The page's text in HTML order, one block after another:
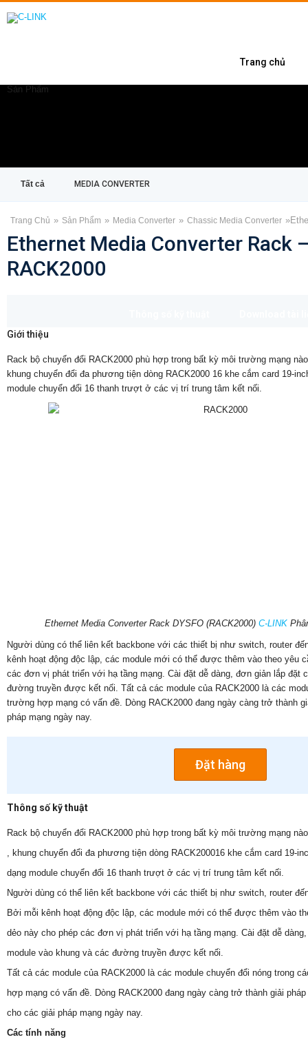
Trang chủ
Sản Phẩm
Tất cả MEDIA CONVERTER
Trang Chủ » Sản Phẩm » Media Converter » Chassic Media Converter »
Ethernet Media Converter Rack
RACK2000
Giới thiệu
Rack bộ chuyển đổi RACK2000 phù hợp trong bất kỳ môi trường mạng
khung chuyển đổi đa phương tiện dòng RACK2000 16 khe cắm card 19-
module chuyển đổi 16 thanh trượt ở các vị trí trung tâm kết nối.
Ethernet Media Converter Rack DYSFO (RACK2000) C-LINK
Người dùng có thể liên kết backbone với các thiết bị như switch, router
kênh hoạt động độc lập, các module mới có thể được thêm vào theo yêu
các đơn vị phát triển với hạ tầng mạng. Cài đặt dễ dàng, đơn giản lắp đặt
đường truyền được kết nối. Tất cả các module của RACK2000 là các
trường hợp mạng có vấn đề. Dòng RACK2000 đang ngày càng trở thành
pháp mạng ngày nay.
Đặt hàng
Thông số kỹ thuật
Rack bộ chuyển đổi RACK2000 phù hợp trong bất kỳ môi trường mạng
, khung chuyển đổi đa phương tiện dòng RACK200016 khe cắm card 19-
dạng module chuyển đổi 16 thanh trượt ở các vị trí trung tâm kết nối.
Người dùng có thể liên kết backbone với các thiết bị như switch, router
Bởi mỗi kênh hoạt động độc lập, các module mới có thể được thêm vào
dẻo này cho phép các đơn vị phát triển với hạ tầng mạng. Cài đặt dễ
module vào khung và các đường truyền được kết nối.
Tất cả các module của RACK2000 là các module chuyển đổi nóng trong
hợp mạng có vấn đề. Dòng RACK2000 đang ngày càng trở thành giải pháp
cho các giải pháp mạng ngày nay.
Các tính năng